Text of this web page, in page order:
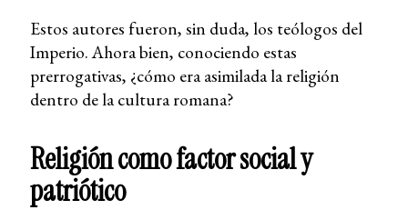
Estos autores fueron, sin duda, los teólogos del
Imperio. Ahora bien, conociendo estas
prerrogativas, ¿cómo era asimilada la religión
dentro de la cultura romana?
Religión como factor social y
patriótico